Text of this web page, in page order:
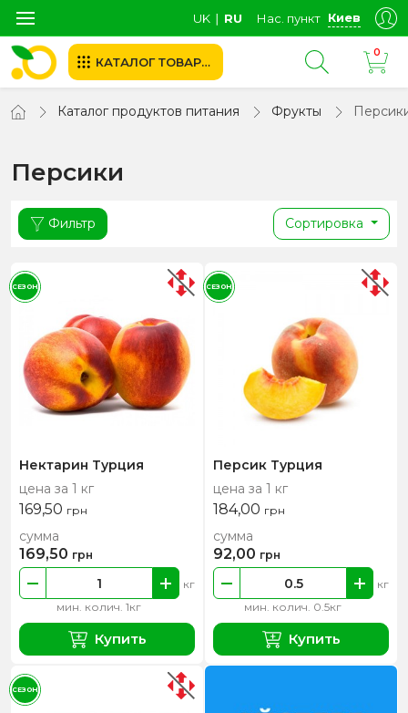
UK ∣ RU Нас. пункт Киев
КАТАЛОГ ТОВАРОВ
0
Каталог продуктов питания Фрукты
Персики
Фильтр Сортировка
Нектарин Турция
цена за 1 кг
169,50 грн
мин. колич. 1кг
кг
сумма
169,50 грн
Купить
СЕЗОН
Персик Турция
цена за 1 кг
184,00 грн
мин. колич. 0.5кг
кг
сумма
92,00 грн
Купить
СЕЗОН
СЕЗОН